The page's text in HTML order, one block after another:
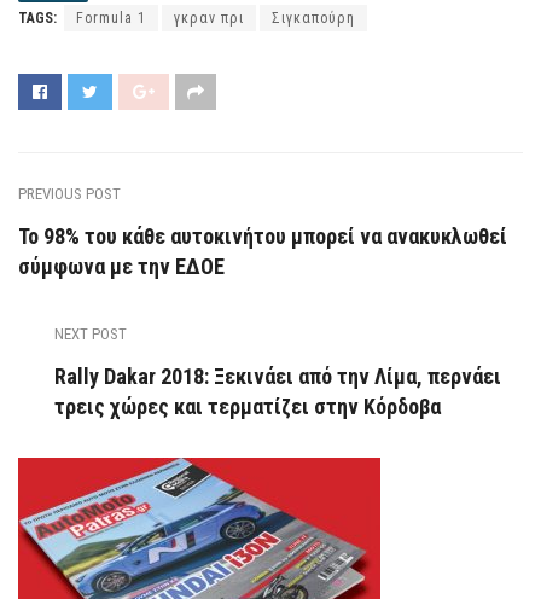
TAGS: Formula 1 γκραν πρι Σιγκαπούρη
PREVIOUS POST
Το 98% του κάθε αυτοκινήτου μπορεί να ανακυκλωθεί
σύμφωνα με την ΕΔΟΕ
NEXT POST
Rally Dakar 2018: Ξεκινάει από την Λίμα, περνάει
τρεις χώρες και τερματίζει στην Κόρδοβα